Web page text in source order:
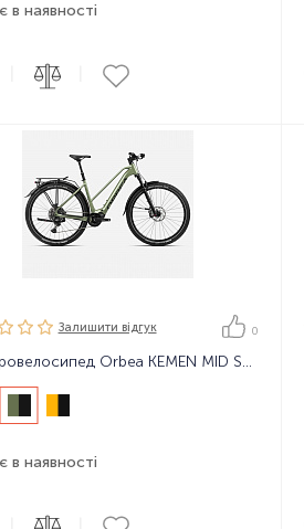
в наявності
Залишити вiдгук 0
Електровелосипед Orbea KEMEN MID SUV 10 24
в наявності